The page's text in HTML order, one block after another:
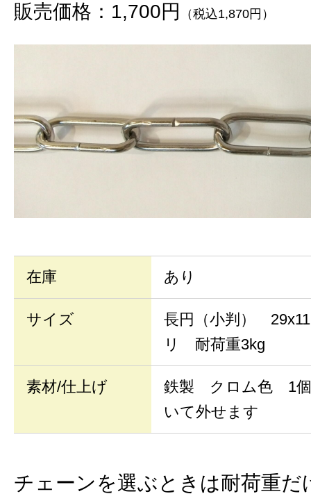
販売価格：1,700円
（税込1,870円）
在庫 あり
サイズ
長円（小判）
リ 耐荷重3kg
素材/仕上げ
鉄製 クロム色 1個
いて外せます
チェーンを選ぶときは耐荷重だ